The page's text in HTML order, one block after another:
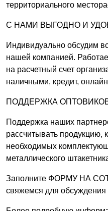
территориального
С НАМИ ВЫГОДНО И
Индивидуально обсудим
нашей компанией.
на расчетный счет
наличными, кредит,
ПОДДЕРЖКА
Поддержка наших
рассчитывать продукцию,
необходимых
металлического
Заполните ФОРМУ НА
свяжемся для